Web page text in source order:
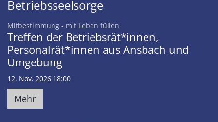
Betriebsseelsorge
Mitbestimmung - mit Leben füllen
Treffen der Betriebsrät*innen,
Personalrät*innen aus Ansbach und
Umgebung
12. Nov. 2026 18:00
Mehr